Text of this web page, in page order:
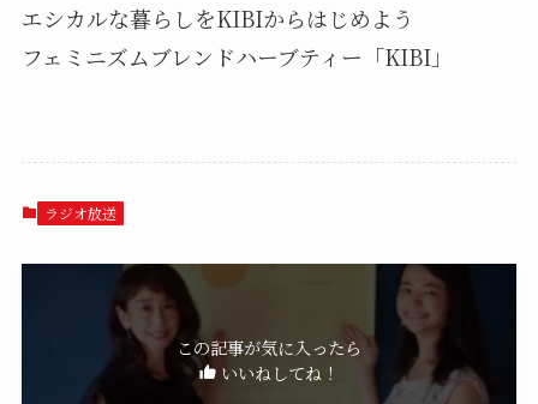
エシカルな暮らしをKIBIからはじめよう
フェミニズムブレンドハーブティー「KIBI」
ラジオ放送
この記事が気に入ったら
いいねしてね！